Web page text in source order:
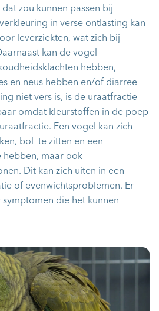
zou kunnen passen bij
in verse ontlasting kan
leverziekten, wat zich bij
kan de vogel
hebben,
en neus hebben en/of diarree
niet vers is, is de uraatfractie
omdat kleurstoffen in de poep
Een vogel kan zich
bol te zitten en een
hebben, maar ook
Dit kan zich uiten in een
of evenwichtsproblemen. Er
die het kunnen